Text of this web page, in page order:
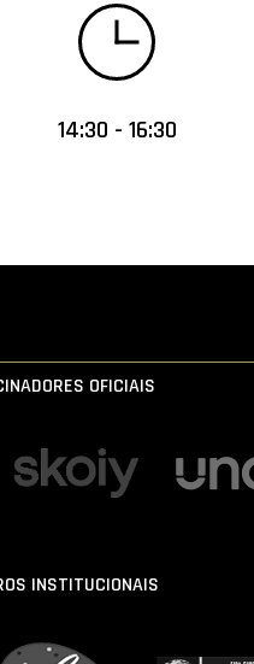
14:30 - 16:30
OFICIAIS
INSTITUCIONAIS